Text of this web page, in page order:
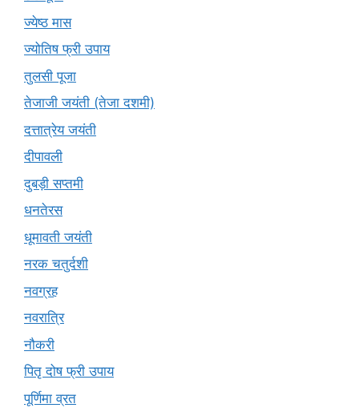
ज्येष्ठ मास
ज्योतिष फ्री उपाय
तुलसी पूजा
तेजाजी जयंती (तेजा दशमी)
दत्तात्रेय जयंती
दीपावली
दुबड़ी सप्तमी
धनतेरस
धूमावती जयंती
नरक चतुर्दशी
नवग्रह
नवरात्रि
नौकरी
पितृ दोष फ्री उपाय
पूर्णिमा व्रत